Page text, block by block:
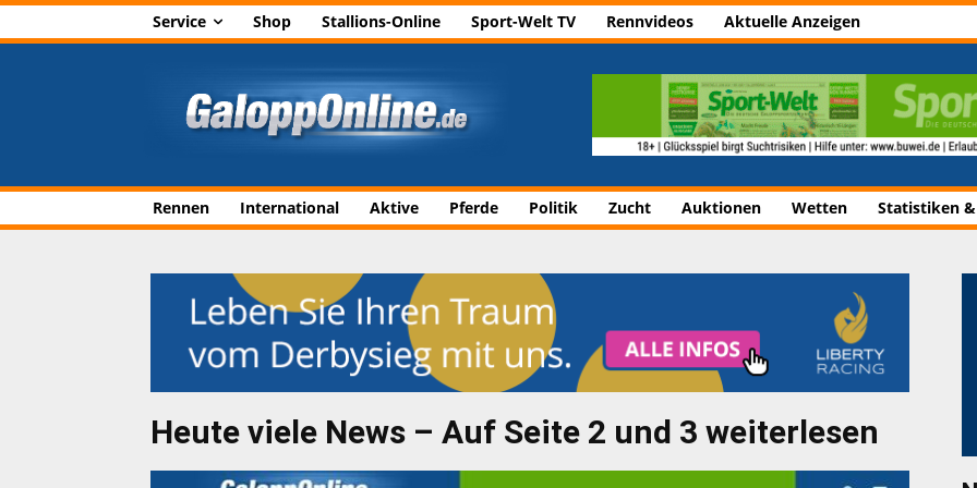
Service Shop Stallions-Online Sport-Welt TV Rennvideos Aktuelle Anzeigen
Rennen International Aktive Pferde Politik Zucht Auktionen Wetten Statistiken
Heute viele News – Auf Seite 2 und 3 weiterlesen